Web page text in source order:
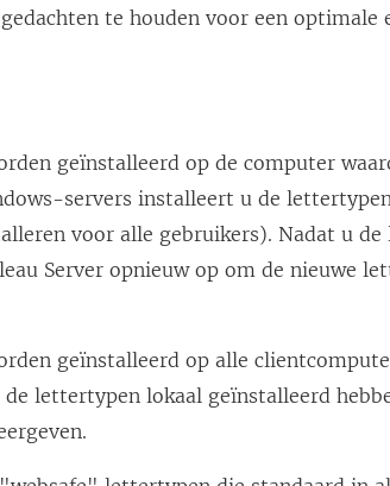
te houden voor een optimale
geïnstalleerd op de computer
servers installeert u de
voor alle gebruikers). Nadat u
Server opnieuw op om de nieuwe
geïnstalleerd op alle
lettertypen lokaal geïnstalleerd